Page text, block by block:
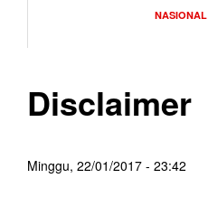
NASIONAL
NASIONAL
Disclaimer
Minggu, 22/01/2017 - 23:42